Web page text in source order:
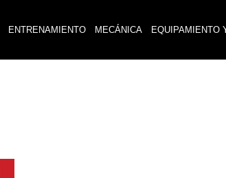
ENTRENAMIENTO MECÁNICA EQUIPAMIENTO